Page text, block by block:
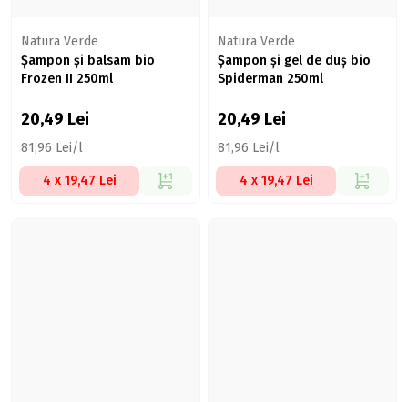
Natura Verde
Șampon și balsam bio
Frozen II 250ml
20,49 Lei
81,96 Lei/l
4 x 19,47 Lei
Natura Verde
Șampon și gel de duș bio
Spiderman 250ml
20,49 Lei
81,96 Lei/l
4 x 19,47 Lei